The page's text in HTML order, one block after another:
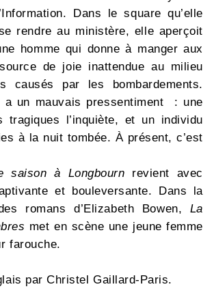
Dans le square qu’elle
rendre au ministère, elle aperçoit
homme qui donne à manger aux
de joie inattendue au milieu
causés par les bombardements.
a un mauvais pressentiment : une
tragiques l’inquiète, et un individu
à la nuit tombée. À présent, c’est
saison à Longbourn revient avec
et bouleversante. Dans la
romans d’Elizabeth Bowen, La
met en scène une jeune femme
farouche.
par Christel Gaillard-Paris.